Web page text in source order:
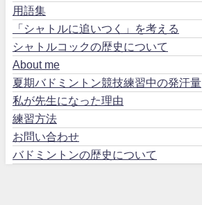
用語集
「シャトルに追いつく」を考える
シャトルコックの歴史について
About me
夏期バドミントン競技練習中の発汗量
私が先生になった理由
練習方法
お問い合わせ
バドミントンの歴史について